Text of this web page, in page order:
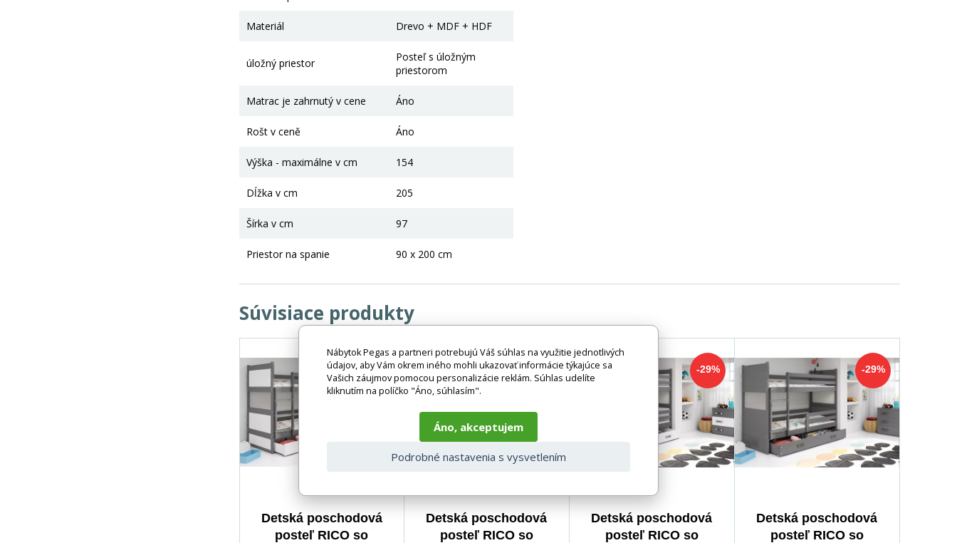
Materiál Drevo + MDF + HDF
úložný priestor
Posteľ s úložným
priestorom
Matrac je zahrnutý v cene Áno
Rošt v ceně Áno
Výška - maximálne v cm 154
Dĺžka v cm 205
Šírka v cm 97
Priestor na spanie 90 x 200 cm
Súvisiace produkty
Detská poschodová
posteľ RICO so
Detská poschodová
posteľ RICO so
-29%
Detská poschodová
posteľ RICO so
-29%
Detská poschodová
posteľ RICO so
Nábytok Pegas a partneri potrebujú Váš súhlas na využitie jednotlivých
údajov, aby Vám okrem iného mohli ukazovať informácie týkajúce sa
Vašich záujmov pomocou personalizácie reklám. Súhlas udelíte
kliknutím na políčko "Áno, súhlasím".
Áno, akceptujem
Podrobné nastavenia s vysvetlením